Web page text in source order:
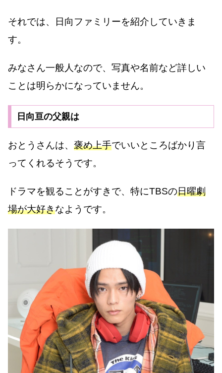
それでは、日向ファミリーを紹介していきま
す。
みなさん一般人なので、写真や名前など詳しい
ことは明らかになっていません。
日向亘の父親は
おとうさんは、 褒め上手でいいところばかり言
ってくれるそうです。
ドラマを観ることがすきで、特にTBSの日曜劇
場が大好きなようです。